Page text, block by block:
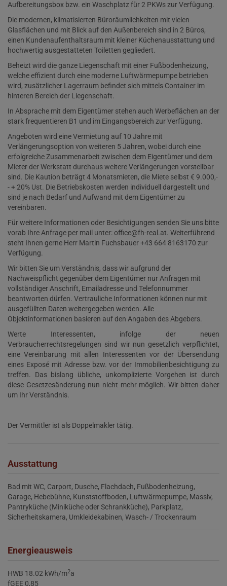
Aufbereitungsbox bzw. ein Waschplatz für 2 PKWs zur Verfügung.
Die modernen, klimatisierten Büroräumlichkeiten mit vielen
Glasflächen und mit Blick auf den Außenbereich sind in 2 Büros,
einen Kundenaufenthaltsraum mit kleiner Küchenausstattung und
hochwertig ausgestatteten Toiletten gegliedert.
Beheizt wird die ganze Liegenschaft mit einer Fußbodenheizung,
welche effizient durch eine moderne Luftwärmepumpe betrieben
wird, zusätzlicher Lagerraum befindet sich mittels Container im
hinteren Bereich der Liegenschaft.
In Absprache mit dem Eigentümer stehen auch Werbeflächen an der
stark frequentieren B1 und im Eingangsbereich zur Verfügung.
Angeboten wird eine Vermietung auf 10 Jahre mit
Verlängerungsoption von weiteren 5 Jahren, wobei durch eine
erfolgreiche Zusammenarbeit zwischen dem Eigentümer und dem
Mieter der Werkstatt durchaus weitere Verlängerungen vorstellbar
sind. Die Kaution beträgt 4 Monatsmieten, die Miete selbst € 9.000,-
- + 20% Ust. Die Betriebskosten werden individuell dargestellt und
sind je nach Bedarf und Aufwand mit dem Eigentümer zu
vereinbaren.
Für weitere Informationen oder Besichtigungen senden Sie uns bitte
vorab Ihre Anfrage per mail unter: office@fh-real.at. Weiterführend
steht Ihnen gerne Herr Martin Fuchsbauer +43 664 8163170 zur
Verfügung.
Wir bitten Sie um Verständnis, dass wir aufgrund der
Nachweispflicht gegenüber dem Eigentümer nur Anfragen mit
vollständiger Anschrift, Emailadresse und Telefonnummer
beantworten dürfen. Vertrauliche Informationen können nur mit
ausgefüllten Daten weitergegeben werden. Alle
Objektinformationen basieren auf den Angaben des Abgebers.
Werte Interessenten, infolge der neuen
Verbraucherrechtsregelungen sind wir nun gesetzlich verpflichtet,
eine Vereinbarung mit allen Interessenten vor der Übersendung
eines Exposé mit Adresse bzw. vor der Immobilienbesichtigung zu
treffen. Das bislang übliche, unkomplizierte Vorgehen ist durch
diese Gesetzesänderung nun nicht mehr möglich. Wir bitten daher
um Ihr Verständnis.
Der Vermittler ist als Doppelmakler tätig.
Ausstattung
Bad mit WC Carport Dusche Flachdach Fußbodenheizung
Garage Hebebühne Kunststoffboden Luftwärmepumpe Massiv
Pantryküche (Miniküche oder Schrankküche) Parkplatz
Sicherheitskamera Umkleidekabinen Wasch- / Trockenraum
Energieausweis
HWB 18.02 kWh/m2a
fGEE 0,85